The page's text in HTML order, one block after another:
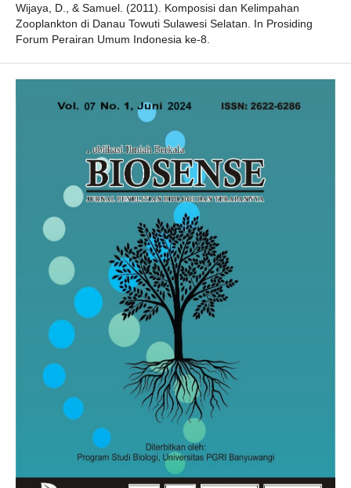
Wijaya, D., & Samuel. (2011). Komposisi dan Kelimpahan
Zooplankton di Danau Towuti Sulawesi Selatan. In Prosiding
Forum Perairan Umum Indonesia ke-8.